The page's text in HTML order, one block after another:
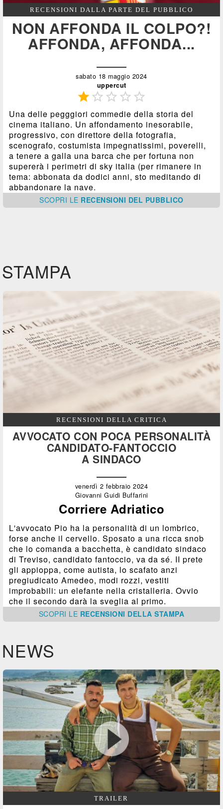
RECENSIONI DALLA PARTE DEL PUBBLICO
NON AFFONDA IL COLPO?!
AFFONDA, AFFONDA...
sabato 18 maggio 2024
uppercut
   
Una delle pegggiori commedie della storia del
cinema italiano. Un affondamento inesorabile,
progressivo, con direttore della fotografia,
scenografo, costumista impegnatissimi, poverelli,
a tenere a galla una barca che per fortuna non
supererà i perimetri di sky italia (per rimanere in
tema: abbonata da dodici anni, sto meditando di
abbandonare la nave.
SCOPRI LE RECENSIONI DEL PUBBLICO
STAMPA
RECENSIONI DELLA CRITICA
AVVOCATO CON POCA PERSONALITÀ
CANDIDATO-FANTOCCIO
A SINDACO
venerdì 2 febbraio 2024
Giovanni Guidi Buffarini
Corriere Adriatico
L'avvocato Pio ha la personalità di un lombrico,
forse anche il cervello. Sposato a una ricca snob
che lo comanda a bacchetta, è candidato sindaco
di Treviso, candidato fantoccio, va da sé. II prete
gli appioppa, come autista, lo scafato anzi
pregiudicato Amedeo, modi rozzi, vestiti
improbabili: un elefante nella cristalleria. Ovvio
che il secondo darà la sveglia al primo.
SCOPRI LE RECENSIONI DELLA STAMPA
NEWS
TRAILER